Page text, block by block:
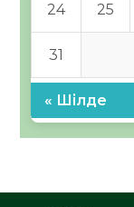
24 25
31
« Шілде